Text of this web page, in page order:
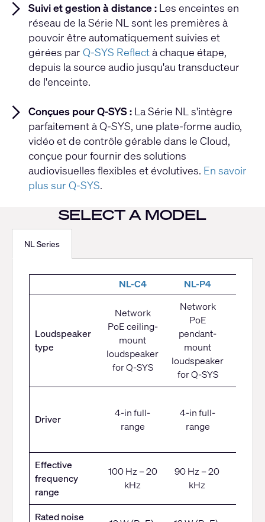
Suivi et gestion à distance : Les enceintes en
réseau de la Série NL sont les premières à
pouvoir être automatiquement suivies et
gérées parQ-SYS Reflectà chaque étape,
depuis la source audio jusqu'au transducteur
de l'enceinte.
Conçues pour Q-SYS : La Série NL s'intègre
parfaitement à Q-SYS, une plate-forme audio,
vidéo et de contrôle gérable dans le Cloud,
conçue pour fournir des solutions
audiovisuelles flexibles et évolutives. En savoir
plus sur Q-SYS.
SELECT A MODEL
NL Series
NL-C4 NL-P4
Loudspeaker
type
Network
PoE ceiling-
mount
loudspeaker
for Q-SYS
Network
PoE
pendant-
mount
loudspeaker
for Q-SYS
Driver
4-in full-
range
4-in full-
range
Effective
frequency
range
100 Hz – 20
kHz
90 Hz – 20
kHz
Rated noise